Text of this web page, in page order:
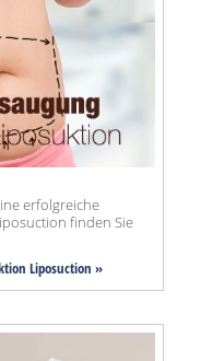
erfolgreiche
finden Sie
Liposuction »